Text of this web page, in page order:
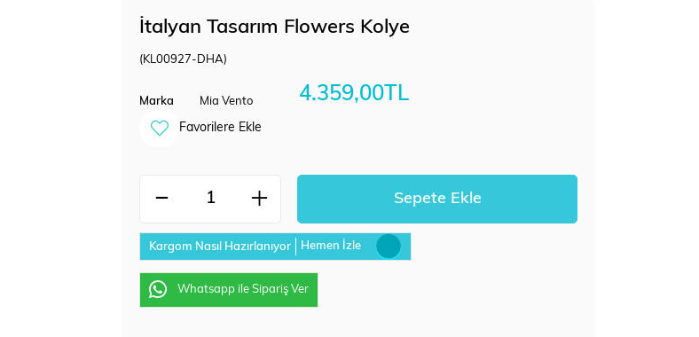
İtalyan Tasarım Flowers Kolye
(KL00927-DHA)
Marka Mia Vento 4.359,00TL
Favorilere Ekle
Kargom Nasıl Hazırlanıyor Hemen İzle
Whatsapp ile Sipariş Ver